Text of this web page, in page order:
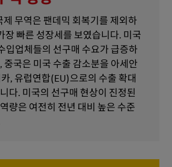
무역은 팬데믹 회복기를 제외하
장 빠른 성장세를 보였습니다. 미국
입업체들의 선구매 수요가 급증하
중국은 미국 수출 감소분을 아세안
, 유럽연합(EU)으로의 수출 확대
다. 미국의 선구매 현상이 진정된
량은 여전히 전년 대비 높은 수준